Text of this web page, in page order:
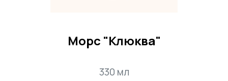
Морс "Клюква"
330 мл